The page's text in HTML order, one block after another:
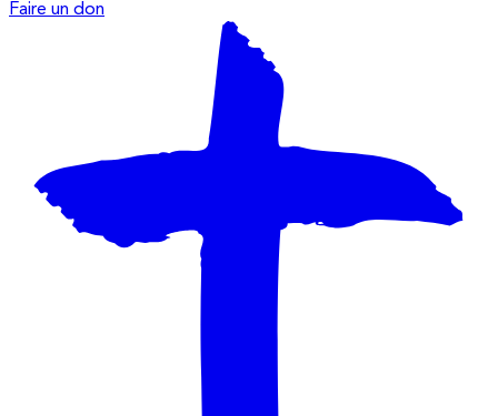
Faire un don